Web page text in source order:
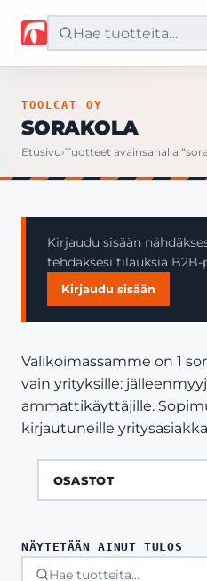
Etusivu
Yritys
Yhteystiedot
TOOLCAT OY
SORAKOLA
Etusivu›Tuotteet avainsanalla
Kirjaudu sisään
tehdäksesi tilauksia
Kirjaudu sisään
Valikoimassamme on 1
vain yrityksille:
ammattikäyttäjille.
kirjautuneille
OSASTOT
NÄYTETÄÄN AINUT TULOS